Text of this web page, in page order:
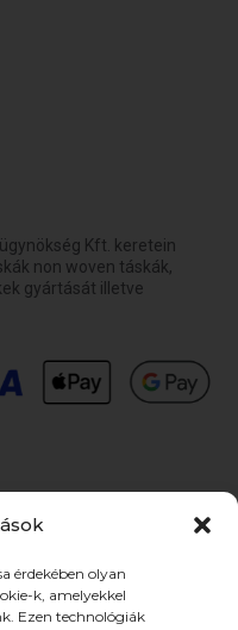
érdekében olyan
k, amelyekkel
Ezen technológiák
Kft. keretein
non woven táskák,
gyártását illetve